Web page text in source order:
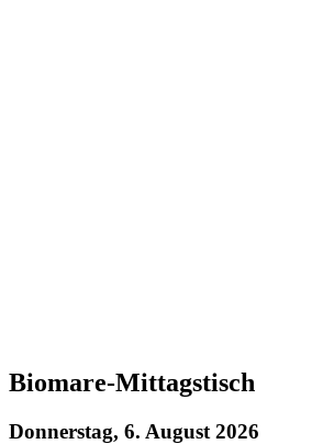
Biomare-Mittagstisch
Donnerstag, 6. August 2026